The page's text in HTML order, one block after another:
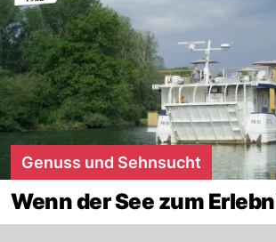
Genuss und Sehnsucht
Wenn der See zum